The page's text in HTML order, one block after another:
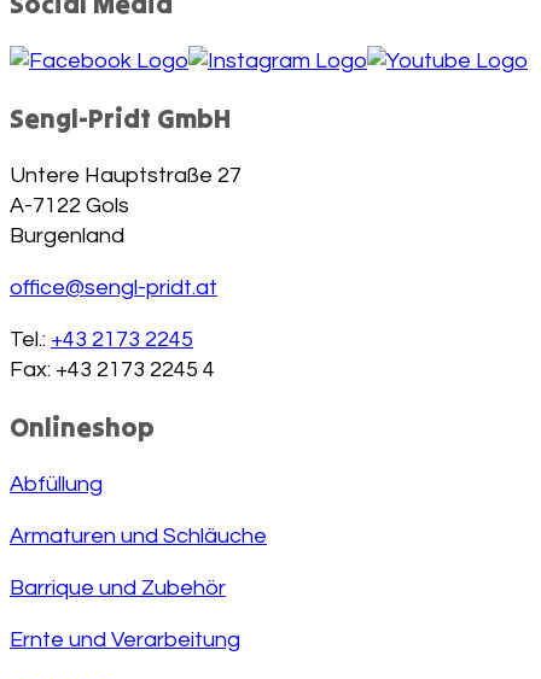
Sengl-Pridt GmbH
Untere Hauptstraße 27
A-7122 Gols
Burgenland
office@sengl-pridt.at
Tel.: +43 2173 2245
Fax: +43 2173 2245 4
Onlineshop
Abfüllung
Armaturen und Schläuche
Barrique und Zubehör
Ernte und Verarbeitung